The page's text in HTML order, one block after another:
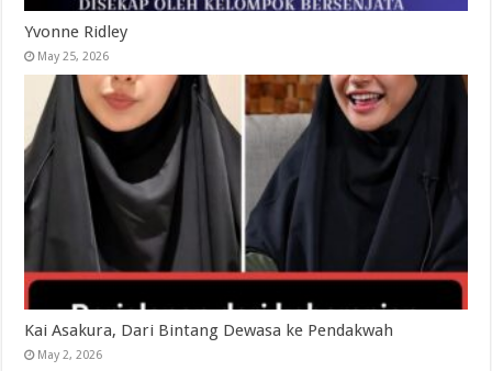
Yvonne Ridley
May 25, 2026
Kai Asakura, Dari Bintang Dewasa ke Pendakwah
May 2, 2026